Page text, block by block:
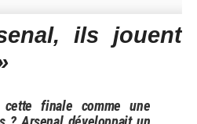
ils jouent
cette finale comme une